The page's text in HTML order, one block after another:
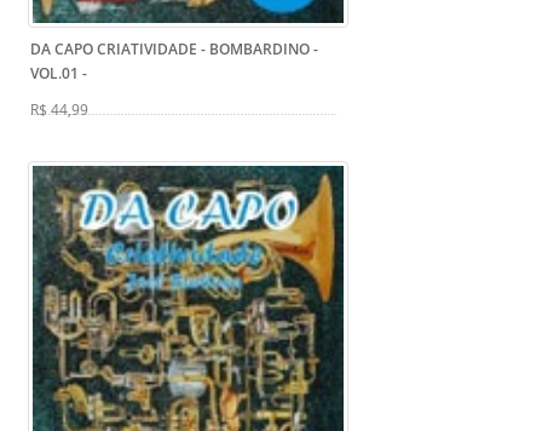
DA CAPO CRIATIVIDADE - BOMBARDINO -
VOL.01 -
R$ 44,99